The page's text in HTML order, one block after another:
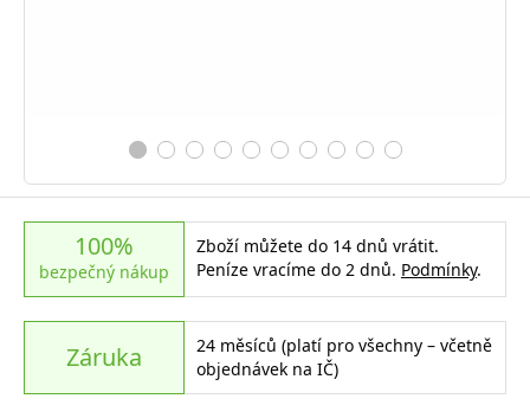
100%
bezpečný nákup
Zboží můžete do 14 dnů vrátit.
Peníze vracíme do 2 dnů. Podmínky.
Záruka
24 měsíců (platí pro všechny – včetně
objednávek na IČ)